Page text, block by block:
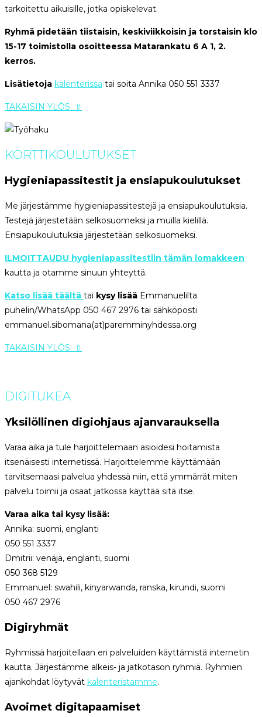
tarkoitettu aikuisille, jotka opiskelevat.
Ryhmä pidetään tiistaisin, keskiviikkoisin ja torstaisin klo
15-17 toimistolla osoitteessa Matarankatu 6 A 1, 2.
kerros.
Lisätietoja kalenterissa tai soita Annika 050 551 3337
TAKAISIN YLÖS ⇧
KORTTIKOULUTUKSET
Hygieniapassitestit ja ensiapukoulutukset
Me järjestämme hygieniapassitestejä ja ensiapukoulutuksia.
Testejä järjestetään selkosuomeksi ja muilla kielillä.
Ensiapukoulutuksia järjestetään selkosuomeksi.
ILMOITTAUDU hygieniapassitestiin tämän lomakkeen
kautta ja otamme sinuun yhteyttä.
Katso lisää täältä tai kysy lisää Emmanuelilta
puhelin/WhatsApp 050 467 2976 tai sähköposti
emmanuel.sibomana(at)paremminyhdessa.org
TAKAISIN YLÖS ⇧
DIGITUKEA
Yksilöllinen digiohjaus ajanvarauksella
Varaa aika ja tule harjoittelemaan asioidesi hoitamista
itsenäisesti internetissä. Harjoittelemme käyttämään
tarvitsemaasi palvelua yhdessä niin, että ymmärrät miten
palvelu toimii ja osaat jatkossa käyttää sitä itse.
Varaa aika tai kysy lisää:
Annika: suomi, englanti
050 551 3337
Dmitrii: venäjä, englanti, suomi
050 368 5129
Emmanuel: swahili, kinyarwanda, ranska, kirundi, suomi
050 467 2976
Digiryhmät
Ryhmissä harjoitellaan eri palveluiden käyttämistä internetin
kautta. Järjestämme alkeis- ja jatkotason ryhmiä. Ryhmien
ajankohdat löytyvät kalenteristamme.
Avoimet digitapaamiset